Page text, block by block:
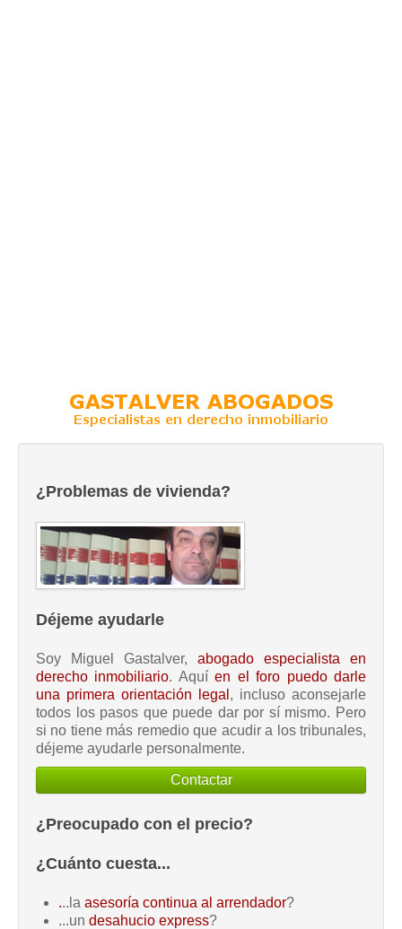
¿Problemas de vivienda?
Déjeme ayudarle
Soy Miguel Gastalver, abogado especialista en
derecho inmobiliario. Aquíen el foro puedo darle
una primera orientación legal , incluso aconsejarle
todos los pasos que puede dar por sí mismo. Pero
si no tiene más remedio que acudir a los tribunales,
déjeme ayudarle personalmente.
Contactar
¿Preocupado con el precio?
¿Cuánto cuesta...
...la asesoría continua al arrendador?
...un desahucio express?